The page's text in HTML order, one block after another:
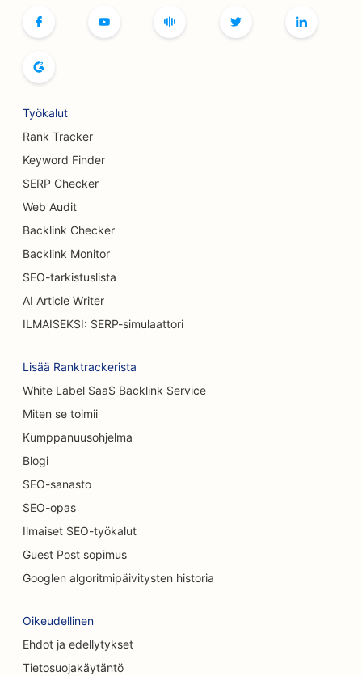
Työkalut
Rank Tracker
Keyword Finder
SERP Checker
Web Audit
Backlink Checker
Backlink Monitor
SEO-tarkistuslista
AI Article Writer
ILMAISEKSI: SERP-simulaattori
Lisää Ranktrackerista
White Label SaaS Backlink Service
Miten se toimii
Kumppanuusohjelma
Blogi
SEO-sanasto
SEO-opas
Ilmaiset SEO-työkalut
Guest Post sopimus
Googlen algoritmipäivitysten historia
Oikeudellinen
Ehdot ja edellytykset
Tietosuojakäytäntö